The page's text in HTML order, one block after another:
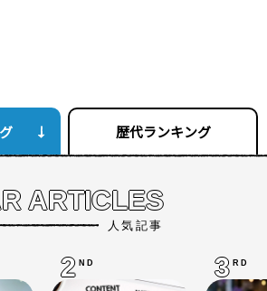
歴代ランキング
ARTICLES
人気記事
2 ND 3 RD